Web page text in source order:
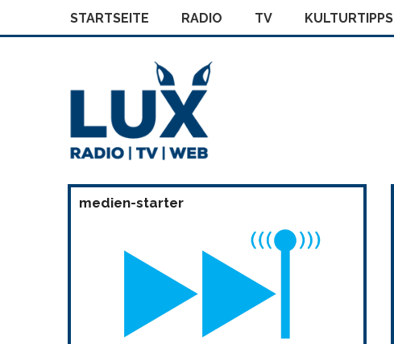
STARTSEITE RADIO TV KULTURTIPPS
medien-starter